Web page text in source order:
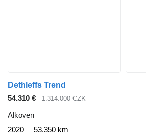
Dethleffs Trend
54.310 €
1.314.000 CZK
Alkoven
2020
53.350 km